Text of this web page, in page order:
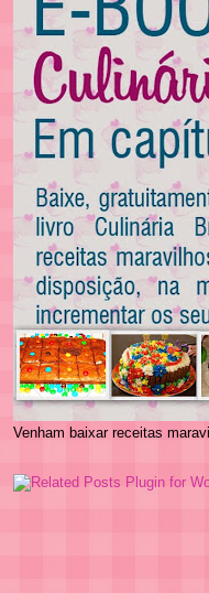
Venham baixar receitas